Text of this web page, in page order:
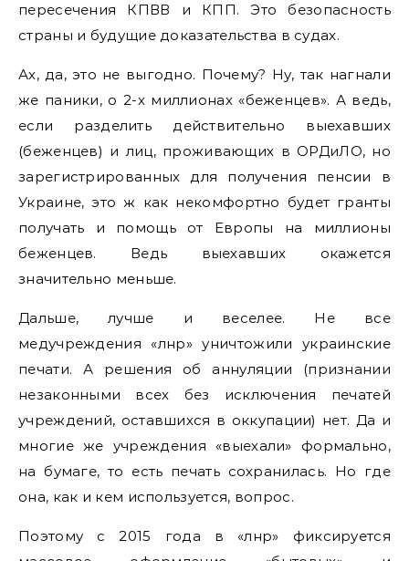
пересечения КПВВ и КПП. Это безопасность
страны и будущие доказательства в судах.
Ах, да, это не выгодно. Почему? Ну, так нагнали
же паники, о 2-х миллионах «беженцев». А ведь,
если разделить действительно выехавших
(беженцев) и лиц, проживающих в ОРДиЛО, но
зарегистрированных для получения пенсии в
Украине, это ж как некомфортно будет гранты
получать и помощь от Европы на миллионы
беженцев. Ведь выехавших окажется
значительно меньше.
Дальше, лучше и веселее. Не все
медучреждения «лнр» уничтожили украинские
печати. А решения об аннуляции (признании
незаконными всех без исключения печатей
учреждений, оставшихся в оккупации) нет. Да и
многие же учреждения «выехали» формально,
на бумаге, то есть печать сохранилась. Но где
она, как и кем используется, вопрос.
Поэтому с 2015 года в «лнр» фиксируется